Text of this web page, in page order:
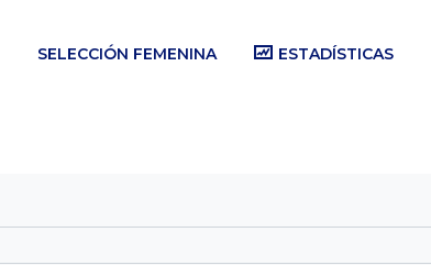
SELECCIÓN FEMENINA ESTADÍSTICAS